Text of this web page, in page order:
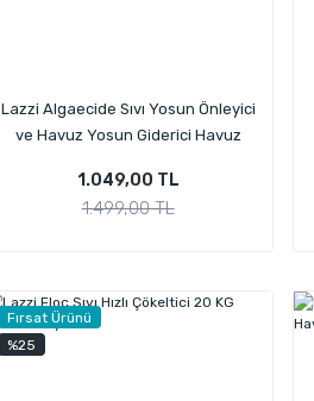
Lazzi Algaecide Sıvı Yosun Önleyici
ve Havuz Yosun Giderici Havuz
1.049,00 TL
1.499,00 TL
Fırsat Ürünü
%25